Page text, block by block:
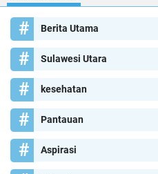
Berita Utama
Sulawesi Utara
kesehatan
Pantauan
Aspirasi